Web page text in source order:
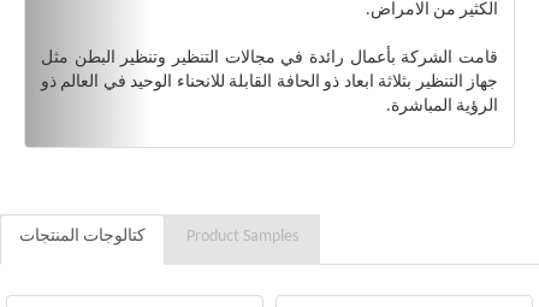
الكثير من الامراض.
قامت الشركة بأعمال رائدة في مجالات التنظير وتنظير البطن مثل
جهاز التنظير بثلاثة ابعاد ذو الحافة القابلة للانحناء الوحيد في العالم ذو
الرؤية المباشرة.
كتالوجات المنتجات Product Samples